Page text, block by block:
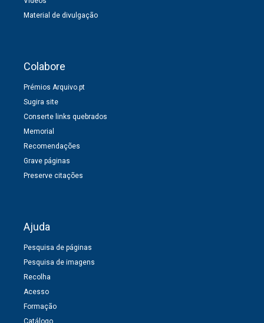
Material de divulgação
Colabore
Prémios Arquivo.pt
Sugira site
Conserte links quebrados
Memorial
Recomendações
Grave páginas
Preserve citações
Ajuda
Pesquisa de páginas
Pesquisa de imagens
Recolha
Acesso
Formação